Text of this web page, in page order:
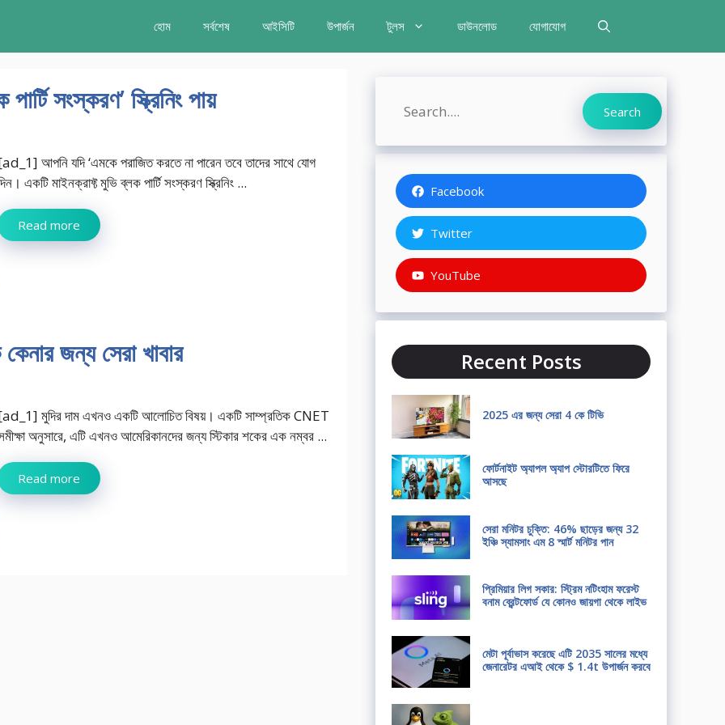
হোম সর্বশেষ আইসিটি উপার্জন টুলস ডাউনলোড যোগাযোগ
সংস্করণ’ স্ক্রিনিং পায়
আপনি যদি ‘এমকে পরাজিত করতে না পারেন তবে তাদের সাথে যোগ
একটি মাইনক্রাফ্ট মুভি ব্লক পার্টি সংস্করণ স্ক্রিনিং ...
Read more
জন্য সেরা খাবার
মুদির দাম এখনও একটি আলোচিত বিষয়। একটি সাম্প্রতিক CNET
অনুসারে, এটি এখনও আমেরিকানদের জন্য স্টিকার শকের এক নম্বর ...
Read more
Search Search
Facebook
Twitter
YouTube
Recent Posts
2025 এর জন্য সেরা 4 কে টিভি
ফোর্টনাইট অ্যাপল অ্যাপ স্টোরটিতে ফিরে
আসছে
সেরা মনিটর চুক্তি: 46% ছাড়ের জন্য 32
ইঞ্চি স্যামসাং এম 8 স্মার্ট মনিটর পান
প্রিমিয়ার লিগ সকার: স্ট্রিম নটিংহাম ফরেস্ট
বনাম ব্রেন্টফোর্ড যে কোনও জায়গা থেকে লাইভ
মেটা পূর্বাভাস করেছে এটি 2035 সালের মধ্যে
জেনারেটর এআই থেকে $ 1.4t উপার্জন করবে